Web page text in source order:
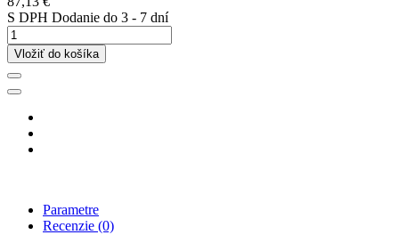
S DPH Dodanie do 3 - 7 dní
Vložiť do košíka
Parametre
Recenzie (0)